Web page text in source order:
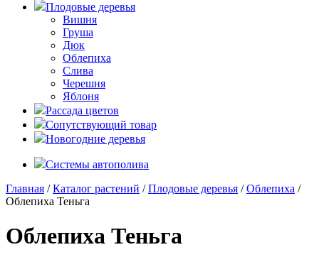
Плодовые деревья
Вишня
Груша
Дюк
Облепиха
Слива
Черешня
Яблоня
Рассада цветов
Сопутствующий товар
Новогодние деревья
Системы автополива
Главная /Каталог растений /Плодовые деревья /Облепиха /
Облепиха Теньга
Облепиха Теньга